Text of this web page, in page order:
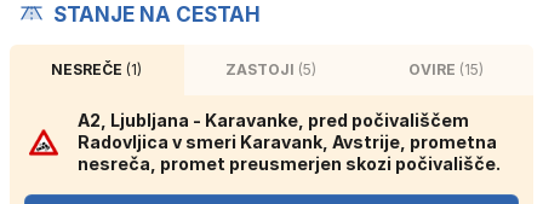
STANJE NA CESTAH
NESREČE(1) ZASTOJI (5) OVIRE (15)
A2, Ljubljana - Karavanke, pred počivališčem
Radovljica v smeri Karavank, Avstrije, prometna
nesreča, promet preusmerjen skozi počivališče.